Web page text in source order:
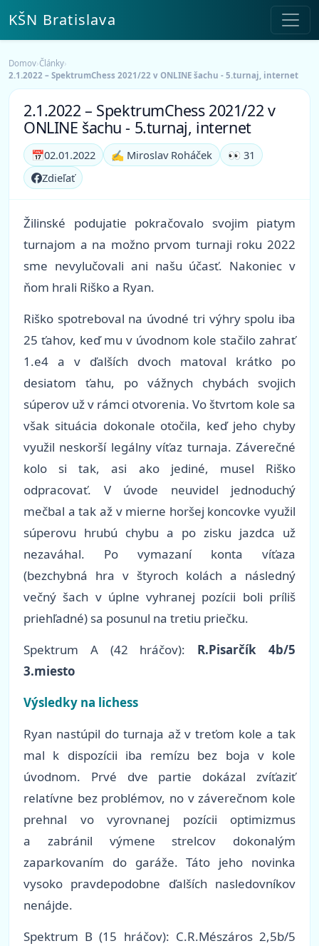
KŠN Bratislava
Domov›Články›
2.1.2022 – SpektrumChess 2021/22 v ONLINE šachu - 5.turnaj, internet
2.1.2022 – SpektrumChess 2021/22 v
ONLINE šachu - 5.turnaj, internet
📅02.01.2022 ✍️ Miroslav Roháček
👀 31
Zdieľať
Žilinské podujatie pokračovalo svojim piatym
turnajom a na možno prvom turnaji roku 2022
sme nevylučovali ani našu účasť. Nakoniec v
ňom hrali Riško a Ryan.
Riško spotreboval na úvodné tri výhry spolu iba
25 ťahov, keď mu v úvodnom kole stačilo zahrať
1.e4 a v ďalších dvoch matoval krátko po
desiatom ťahu, po vážnych chybách svojich
súperov už v rámci otvorenia. Vo štvrtom kole sa
však situácia dokonale otočila, keď jeho chyby
využil neskorší legálny víťaz turnaja. Záverečné
kolo si tak, asi ako jediné, musel Riško
odpracovať. V úvode neuvidel jednoduchý
mečbal a tak až v mierne horšej koncovke využil
súperovu hrubú chybu a po zisku jazdca už
nezaváhal. Po vymazaní konta víťaza
(bezchybná hra v štyroch kolách a následný
večný šach v úplne vyhranej pozícii boli príliš
priehľadné) sa posunul na tretiu priečku.
Spektrum A (42 hráčov): R.Pisarčík 4b/5
3.miesto
Výsledky na lichess
Ryan nastúpil do turnaja až v treťom kole a tak
mal k dispozícii iba remízu bez boja v kole
úvodnom. Prvé dve partie dokázal zvíťaziť
relatívne bez problémov, no v záverečnom kole
prehnal vo vyrovnanej pozícii optimizmus
a zabránil výmene strelcov dokonalým
zaparkovaním do garáže. Táto jeho novinka
vysoko pravdepodobne ďalších nasledovníkov
nenájde.
Spektrum B (15 hráčov): C.R.Mészáros 2,5b/5